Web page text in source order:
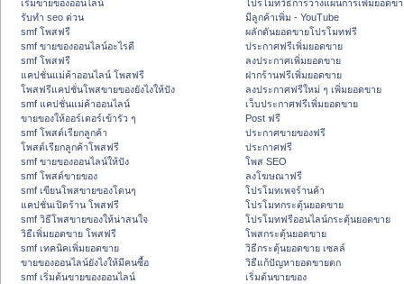
เริ่มขายของออนไลน์
รับทำ seo ด่วน
smf โพสฟรี
smf ขายของออนไลน์อะไรดี
smf โพสฟรี
แคปชั่นแม่ค้าออนไลน์ โพสฟรี
โพสฟรีแคปชั่นโพสขายของยังไงให้ปัง
smf แคปชั่นแม่ค้าออนไลน์
ขายของให้ออร์เดอร์เข้ารัว ๆ
smf โพสต์เรียกลูกค้า
โพสต์เรียกลูกค้าโพสฟรี
smf ขายของออนไลน์ให้ปัง
smf โพสต์ขายของ
smf เขียนโพสขายของโดนๆ
แคปชั่นเปิดร้าน โพสฟรี
smf วิธีโพสขายของให้น่าสนใจ
วิธีเพิ่มยอดขาย โพสฟรี
smf เทคนิคเพิ่มยอดขาย
ขายของออนไลน์ยังไงให้มีคนซื้อ
smf เริ่มต้นขายของออนไลน์
โปรโมทวิธีการวางแผนการเพิ่มยอดข
มีลูกค้าเพิ่ม - YouTube
ผลักดันยอดขายโปรโมทฟรี
ประกาศฟรีเพิ่มยอดขาย
ลงประกาศเพิ่มยอดขาย
ฝากร้านฟรีเพิ่มยอดขาย
ลงประกาศฟรีใหม่ ๆ เพิ่มยอดขาย
เว็บประกาศฟรีเพิ่มยอดขาย
Post ฟรี
ประกาศขายของฟรี
ประกาศฟรี
โพส SEO
ลงโฆษณาฟรี
โปรโมทเพจร้านค้า
โปรโมทกระตุ้นยอดขาย
โปรโมทฟรีออนไลน์กระตุ้นยอดขาย
โพสกระตุ้นยอดขาย
วิธีกระตุ้นยอดขาย เซลล์
วิธีแก้ปัญหายอดขายตก
เริ่มต้นขายของ